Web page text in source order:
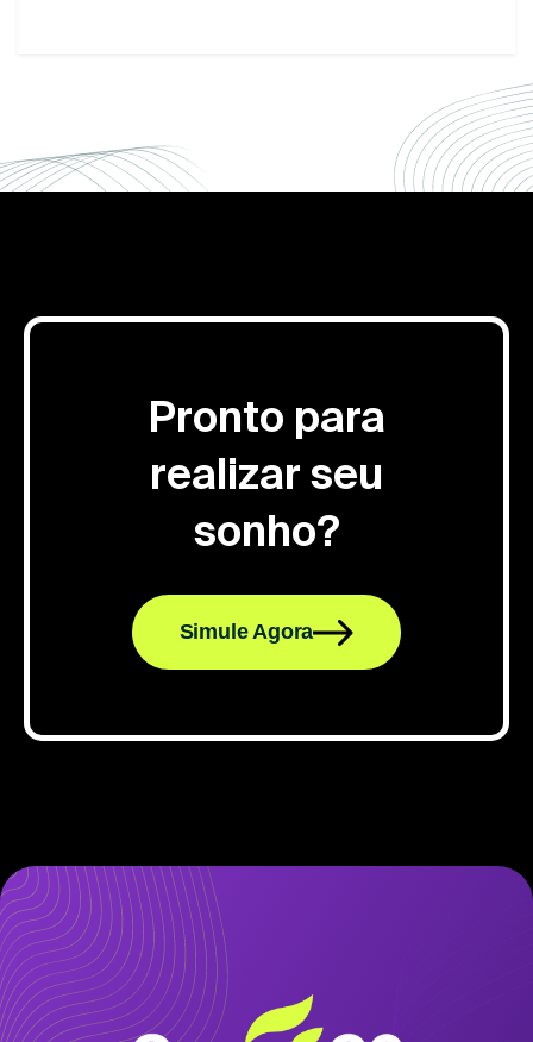
Pronto para
realizar seu
sonho?
Simule Agora